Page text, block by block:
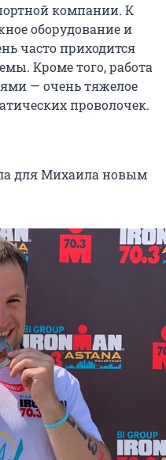
компании. К
оборудование и
часто приходится
Кроме того, работа
— очень тяжелое
проволочек.
для Михаила новым